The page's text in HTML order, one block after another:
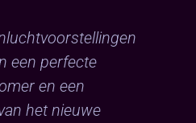
een perfecte
en een
het nieuwe